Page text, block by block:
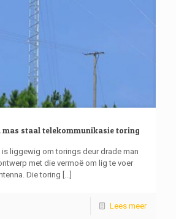
mas staal telekommunikasie toring
is liggewig om torings deur drade man
met die vermoë om lig te voer
Die toring [...]
Lees meer